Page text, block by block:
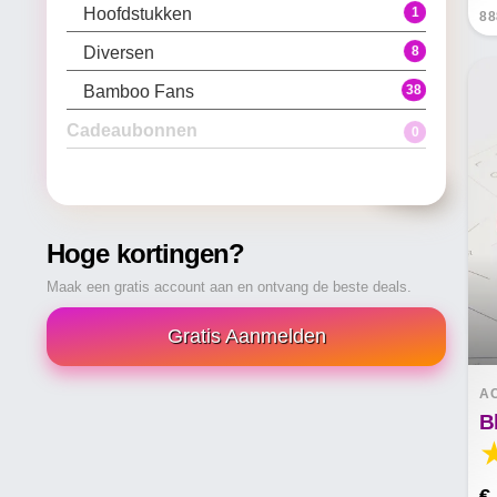
Hoofdstukken 1
Diversen 8
Bamboo Fans 38
Cadeaubonnen 0
Hoge kortingen?
Maak een gratis account aan en ontvang de beste deals.
Gratis Aanmelden